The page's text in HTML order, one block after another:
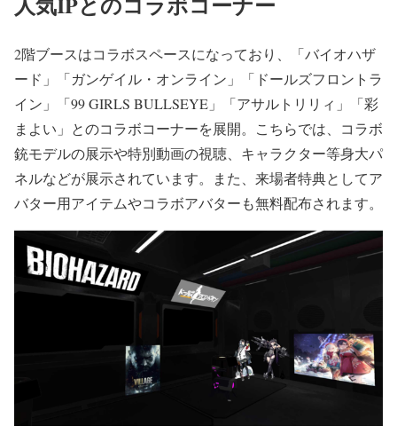
2階ブースはコラボスペースになっており、「バイオハザ
ード」「ガンゲイル・オンライン」「ドールズフロントラ
イン」「99 GIRLS BULLSEYE」「アサルトリリィ」「彩
まよい」とのコラボコーナーを展開。こちらでは、コラボ
銃モデルの展示や特別動画の視聴、キャラクター等身大パ
ネルなどが展示されています。また、来場者特典としてア
バター用アイテムやコラボアバターも無料配布されます。